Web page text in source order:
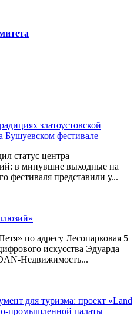
златоустовской
Бушуевском фестивале
статус центра
в минувшие выходные на
фестиваля представили у...
по адресу Лесопарковая 5
искусства Эдуарда
Недвижимость...
для туризма: проект «Land
промышленной палаты